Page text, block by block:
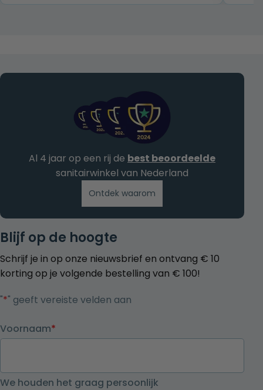
Blijf op de hoogte
Schrijf je in op onze nieuwsbrief en ontvang € 10
korting op je volgende bestelling van € 100!
"*" geeft vereiste velden aan
Voornaam*
We houden het graag persoonlijk
Al 4 jaar op een rij de best beoordeelde
sanitairwinkel van Nederland
Ontdek waarom